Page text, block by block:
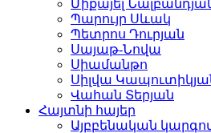
Միքայել
Պարույր Սևակ
Պետրոս Դուրյան
Սայաթ-Նովա
Սիամանթո
Սիլվա
Վահան Տերյան
Հայտնի հայեր
Այբբենական